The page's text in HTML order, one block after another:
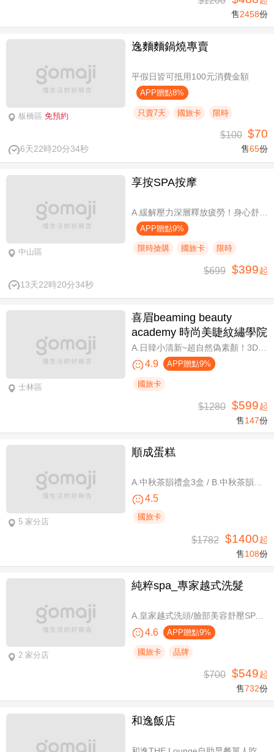
售2458份
板橋區 免預約
逸麵麵鍋燒專賣
平假日皆可抵用100元消費金額
APP贈點8%
只賣7天 國旅卡 限時
6天22時20分34秒
$100 $70
售65份
中山區
享按SPA按摩
APP贈點9%
限時搶購 國旅卡 限時
13天22時20分34秒
$699 $399起
士林區
喜眉beaming beauty
academy 時尚美睫紋繡學院
4.9 APP贈點9%
國旅卡
$1280 $599起
售147份
5 家分店
順成蛋糕
A.中秋茶韻禮盒3盒 / B.中秋茶韻禮盒6盒
4.5
國旅卡
$1782 $1400起
售108份
2 家分店
純粹spa_專家越式洗髮
A.皇家越式洗頭/臉部美容舒壓SPA/舒壓採耳SPA 三選一40分(手技40分) / B.越式經典足底深層保養+去足繭+精油按摩 / C.越式純粹經典套餐(臉部美容舒壓SPA/舒壓採耳SPA二選一)全程80分(手技80分) / D.越式皇家古法按摩|全身越式精油舒壓/越式古法指壓 任選全程60分(手技60分)
4.6 APP贈點9%
國旅卡 品牌
$700 $549起
售732份
和逸飯店